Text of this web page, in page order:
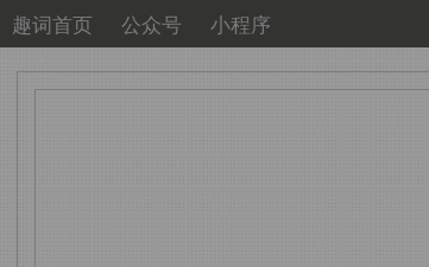
趣词首页 公众号 小程序